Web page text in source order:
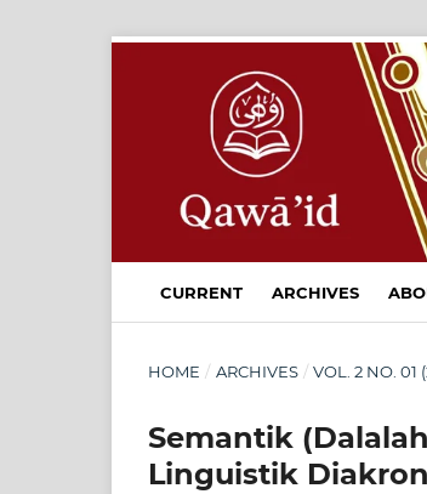
CURRENT ARCHIVES
HOME / ARCHIVES / VOL. 2 NO. 01
Semantik
Linguistik